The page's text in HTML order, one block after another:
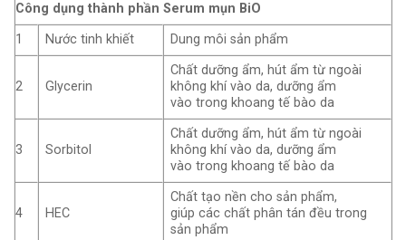
Công dụng thành phần Serum mụn BiO
1
Nước tinh khiết Dung môi sản phẩm
2 Glycerin
Chất dưỡng ẩm, hút ẩm từ ngoài
không khí vào da, dưỡng ẩm
vào trong khoang tế bào da
3 Sorbitol
Chất dưỡng ẩm, hút ẩm từ ngoài
không khí vào da, dưỡng ẩm
vào trong khoang tế bào da
4 HEC
Chất tạo nền cho sản phẩm,
giúp các chất phân tán đều trong
sản phẩm